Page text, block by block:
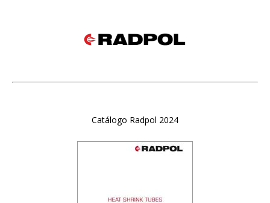
Catálogo Radpol 2024